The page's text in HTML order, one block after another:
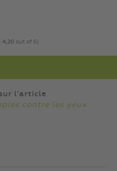
4,20 out of 5)
l'article
contre les yeux